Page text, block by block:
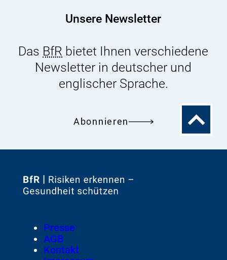
Unsere Newsletter
Das BfR bietet Ihnen verschiedene
Newsletter in deutscher und
englischer Sprache.
Abonnieren
Zum
Zur
Footer
Meta-
Navigation
Presse
AGB
Kontakt